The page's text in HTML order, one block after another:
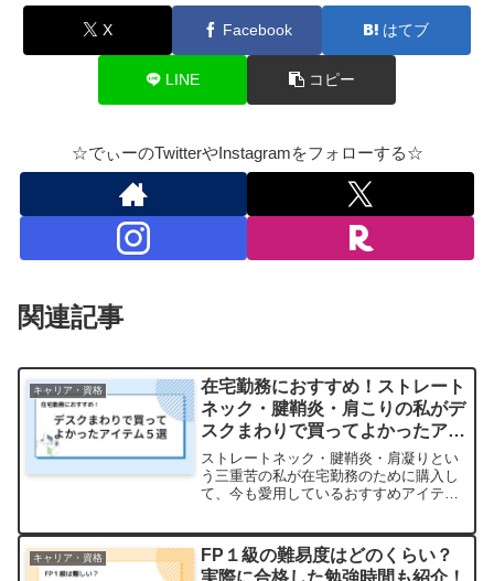
X Facebook はてブ
LINE コピー
☆でぃーのTwitterやInstagramをフォローする☆
関連記事
キャリア・資格
在宅勤務におすすめ！ストレート
ネック・腱鞘炎・肩こりの私がデ
スクまわりで買ってよかったアイ
テム５選
ストレートネック・腱鞘炎・肩凝りとい
う三重苦の私が在宅勤務のために購入し
て、今も愛用しているおすすめアイテム
キャリア・資格
FP１級の難易度はどのくらい？
実際に合格した勉強時間も紹介！